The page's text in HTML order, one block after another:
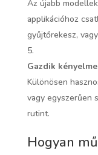
Az újabb
applikációhoz
gyűjtőrekesz,
Gazdik kényelme
Különösen
vagy egyszerűen
rutint.
Hogyan